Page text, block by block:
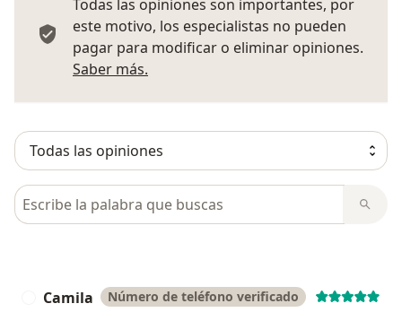
Todas las opiniones son importantes, por
este motivo, los especialistas no pueden
pagar para modificar o eliminar opiniones.
Saber más.
Busca en opiniones
Camila Número de teléfono verificado